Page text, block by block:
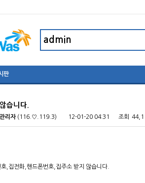
판
습니다.
리자(116.♡.119.3) 12-01-20 04:31 조회
,집전화,핸드폰번호,집주소 받지 않습니다.